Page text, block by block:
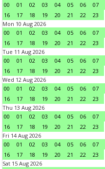
00
01 02 03 04 05 06 07
16
17 18 19 20 21 22
23
Mon 10 Aug 2026
00
01 02 03 04 05 06 07
16
17 18 19 20 21 22
23
Tue 11 Aug 2026
00
01 02 03 04 05 06 07
16
17 18 19 20 21 22
23
Wed 12 Aug 2026
00
01 02 03 04 05 06 07
16
17 18 19 20 21 22
23
Thu 13 Aug 2026
00
01 02 03 04 05 06 07
16
17 18 19 20 21 22
23
Fri 14 Aug 2026
00
01 02 03 04 05 06 07
16
17 18 19 20 21 22
23
Sat 15 Aug 2026